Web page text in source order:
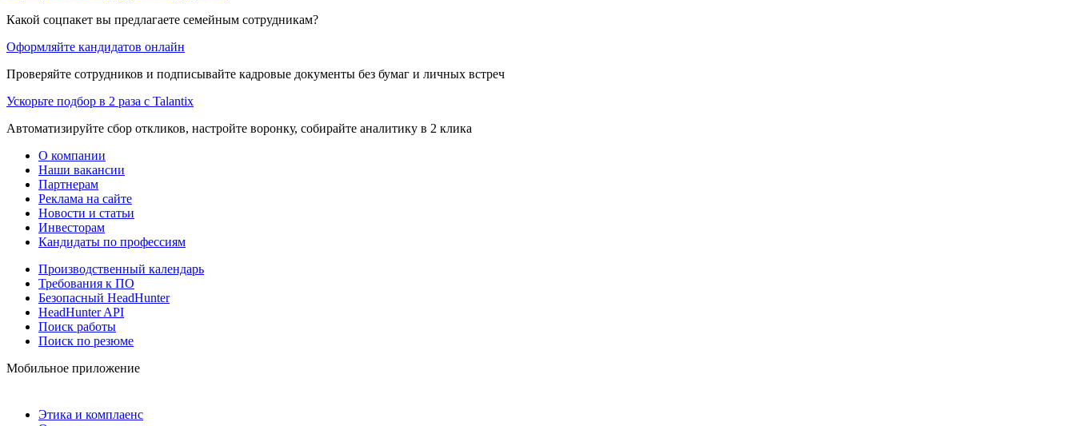
Какой соцпакет вы предлагаете семейным сотрудникам?
Оформляйте кандидатов онлайн
Проверяйте сотрудников и подписывайте кадровые документы без бумаг и личных встреч
Ускорьте подбор в 2 раза с Talantix
Автоматизируйте сбор откликов, настройте воронку, собирайте аналитику в 2 клика
О компании
Наши вакансии
Партнерам
Реклама на сайте
Новости и статьи
Инвесторам
Кандидаты по профессиям
Производственный календарь
Требования к ПО
Безопасный HeadHunter
HeadHunter API
Поиск работы
Поиск по резюме
Мобильное приложение
Этика и комплаенс